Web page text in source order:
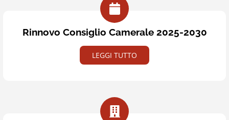
Rinnovo Consiglio Camerale 2025-2030
LEGGI TUTTO